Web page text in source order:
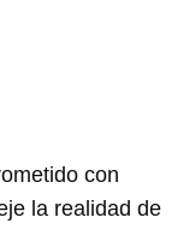
CANCELAR
con
la realidad de